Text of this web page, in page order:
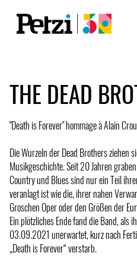
THE DEAD
"Death is Forever" hommage à Alain
Die Wurzeln der Dead Brothers ziehen
Musikgeschichte. Seit 20 Jahren
Country und Blues sind nur ein Teil
veranlagt ist wie die, ihrer nahen
Groschen Oper oder den Größen der
Ein plötzliches Ende fand die Band, als
03.09.2021 unerwartet, kurz nach
„Death is Forever“ verstarb.